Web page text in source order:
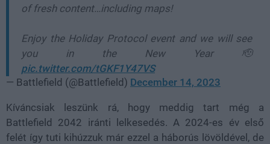
of fresh content…including maps!
Enjoy the Holiday Protocol event and we will see
you in the New Year 🫡
pic.twitter.com/tGKF1Y47VS
— Battlefield (@Battlefield) December 14, 2023
Kíváncsiak leszünk rá, hogy meddig tart még a
Battlefield 2042 iránti lelkesedés. A 2024-es év első
felét így tuti kihúzzuk már ezzel a háborús lövöldével, de